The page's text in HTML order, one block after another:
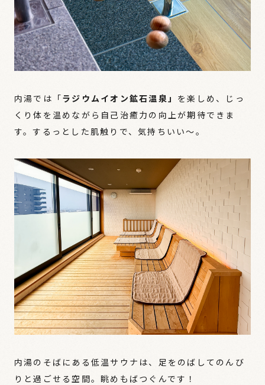
内湯では「ラジウムイオン鉱石温泉」 を楽しめ、じっ
くり体を温めながら自己治癒力の向上が期待できま
す。するっとした肌触りで、気持ちいい〜。
内湯のそばにある低温サウナは、足をのばしてのんび
りと過ごせる空間。眺めもばつぐんです！